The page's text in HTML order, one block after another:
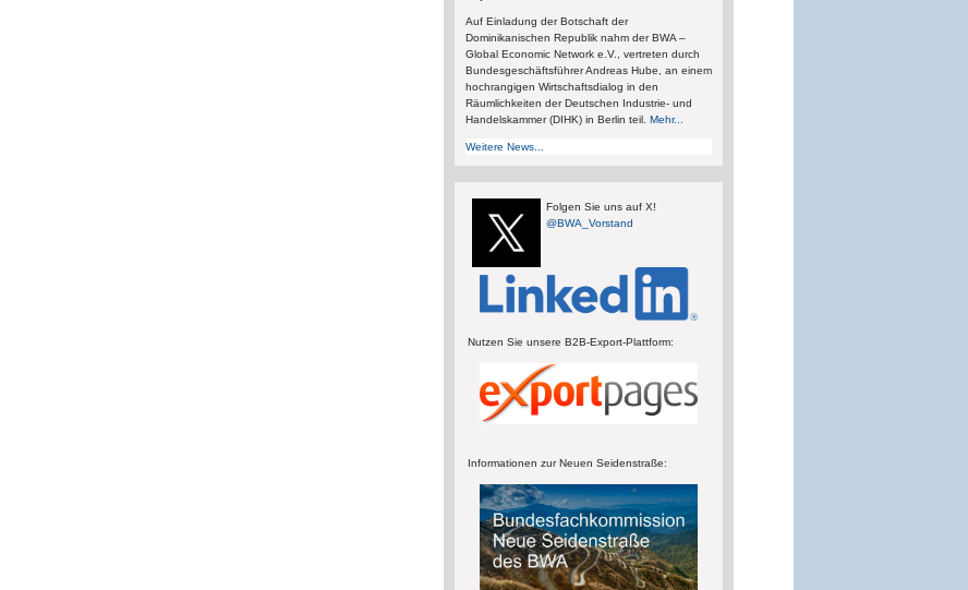
Auf Einladung der Botschaft der
Dominikanischen Republik nahm der BWA –
Global Economic Network e.V., vertreten durch
Bundesgeschäftsführer Andreas Hube, an einem
hochrangigen Wirtschaftsdialog in den
Räumlichkeiten der Deutschen Industrie- und
Handelskammer (DIHK) in Berlin teil.Mehr...
Weitere News...
Folgen Sie uns auf X!
@BWA_Vorstand
Nutzen Sie unsere B2B-Export-Plattform:
Informationen zur Neuen Seidenstraße: